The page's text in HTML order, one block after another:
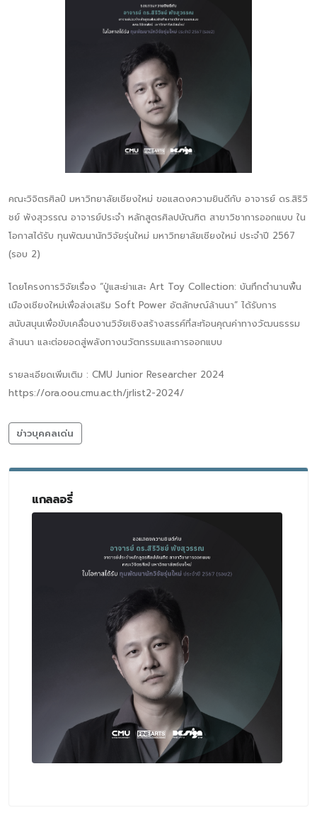
คณะวิจิตรศิลป์ มหาวิทยาลัยเชียงใหม่ ขอแสดงความยินดีกับ อาจารย์ ดร.สิริวิ
ชย์ พังสุวรรณ อาจารย์ประจำ หลักสูตรศิลปบัณฑิต สาขาวิชาการออกแบบ ใน
โอกาสได้รับ ทุนพัฒนานักวิจัยรุ่นใหม่ มหาวิทยาลัยเชียงใหม่ ประจำปี 2567
(รอบ 2)
โดยโครงการวิจัยเรื่อง “ปู่แสะย่าแสะ Art Toy Collection: บันทึกตำนานพื้น
เมืองเชียงใหม่เพื่อส่งเสริม Soft Power อัตลักษณ์ล้านนา” ได้รับการ
สนับสนุนเพื่อขับเคลื่อนงานวิจัยเชิงสร้างสรรค์ที่สะท้อนคุณค่าทางวัฒนธรรม
ล้านนา และต่อยอดสู่พลังทางนวัตกรรมและการออกแบบ
รายละเอียดเพิ่มเติม : CMU Junior Researcher 2024
https://ora.oou.cmu.ac.th/jrlist2-2024/
ข่าวบุคคลเด่น
แกลลอรี่